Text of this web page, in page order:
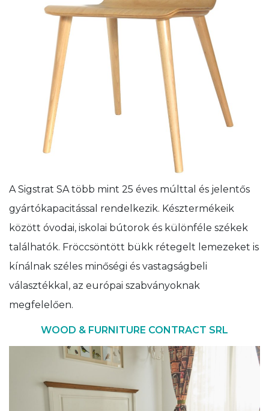
A Sigstrat SA több mint 25 éves múlttal és jelentős
gyártókapacitással rendelkezik. Késztermékeik
között óvodai, iskolai bútorok és különféle székek
találhatók. Fröccsöntött bükk rétegelt lemezeket is
kínálnak széles minőségi és vastagságbeli
választékkal, az európai szabványoknak
megfelelően.
WOOD & FURNITURE CONTRACT SRL